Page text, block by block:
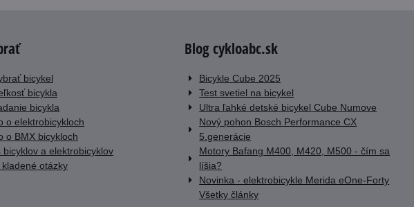
bicykel
bicykla
bicykla
o elektrobicykloch
o BMX bicykloch
bicyklov a elektrobicyklov
otázky
Blog cykloabc.sk
Bicykle Cube 2025
Test svetiel na bicykel
Ultra ľahké detské bicykel Cube Numove
Nový pohon Bosch Performance CX
5.generácie
Motory Bafang M400, M420, M500 - čím sa
líšia?
Novinka - elektrobicykle Merida eOne-Forty
Všetky články